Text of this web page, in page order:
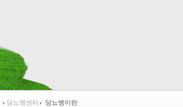
당뇨병센터 당뇨병이란